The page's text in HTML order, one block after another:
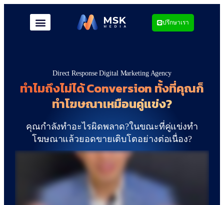
ปรึกษาเรา
Direct Response Digital Marketing Agency
ทำไมถึงไม่ได้ Conversion ทั้งที่คุณก็
ทำโฆษณาเหมือนคู่แข่ง?
คุณกำลังทำอะไรผิดพลาด?ในขณะที่คู่แข่งทำ
โฆษณาแล้วยอดขายเติบโตอย่างต่อเนื่อง?